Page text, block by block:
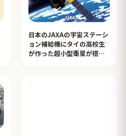
日本のJAXAの宇宙ステーシ
ョン補給機にタイの高校生
が作った超小型衛星が搭載